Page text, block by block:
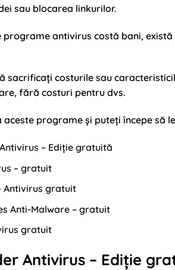
sau blocarea linkurilor.
programe antivirus costă bani,
sacrificați costurile sau
fără costuri pentru dvs.
aceste programe și puteți începe să
– Ediție gratuită
– gratuit
Antivirus gratuit
Anti-Malware – gratuit
gratuit
Antivirus – Ediție